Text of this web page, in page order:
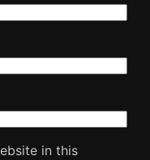
in this